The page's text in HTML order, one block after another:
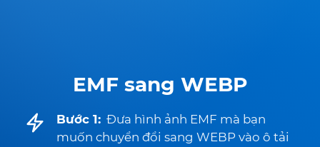
EMF sang WEBP
Bước 1: Đưa hình ảnh EMF mà bạn
muốn chuyển đổi sang WEBP vào ô tải